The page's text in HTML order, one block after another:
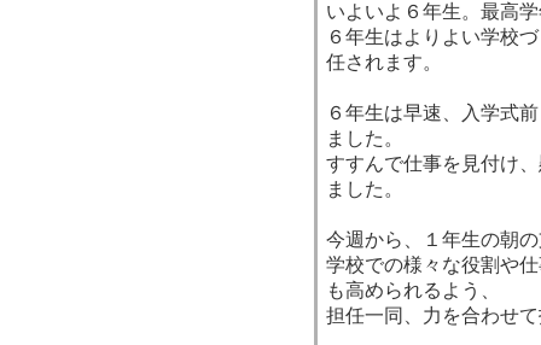
いよいよ６年生。最高
６年生はよりよい学校
任されます。
６年生は早速、入学式
ました。
すすんで仕事を見付け
ました。
今週から、１年生の朝
学校での様々な役割や
も高められるよう、
担任一同、力を合わせ